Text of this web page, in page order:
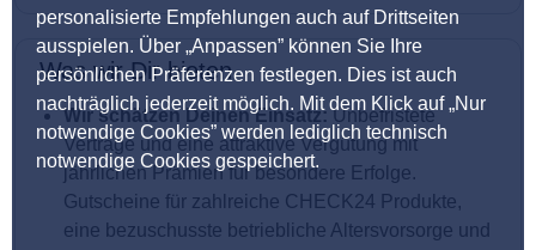
personalisierte Empfehlungen auch auf Drittseiten
ausspielen. Über „Anpassen” können Sie Ihre
persönlichen Präferenzen festlegen. Dies ist auch
nachträglich jederzeit möglich. Mit dem Klick auf „Nur
notwendige Cookies” werden lediglich technisch
notwendige Cookies gespeichert.
Was wir Dir bieten
Wir schätzen Deinen Einsatz:Unbefristete
Verträge und eine attraktive Vergütung mit
jährlichen Prämien für besondere Erfolge.
Gutscheine für zahlreiche CHECK24 Produkte,
eine bezuschusste betriebliche Altersvorsorge und